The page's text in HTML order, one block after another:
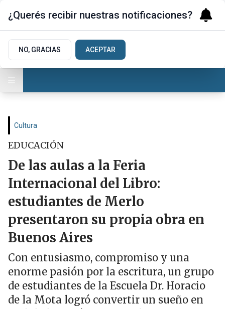
Cultura
EDUCACIÓN
De las aulas a la Feria
Internacional del Libro:
estudiantes de Merlo
presentaron su propia obra en
Buenos Aires
Con entusiasmo, compromiso y una
enorme pasión por la escritura, un grupo
de estudiantes de la Escuela Dr. Horacio
de la Mota logró convertir un sueño en
¿Querés recibir nuestras notificaciones?
NO, GRACIAS ACEPTAR